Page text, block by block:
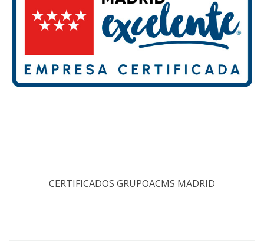
CERTIFICADOS GRUPOACMS MADRID